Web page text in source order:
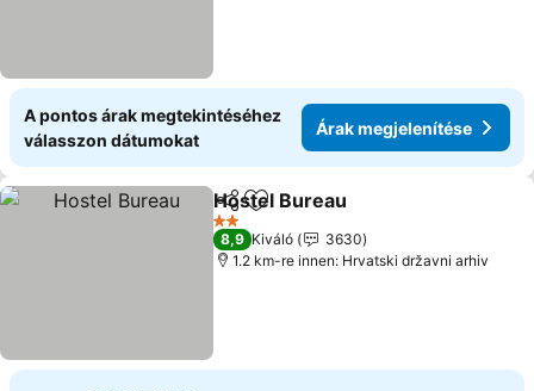
A pontos árak megtekintéséhez
válasszon dátumokat
Árak megjelenítése
Megosztás
Hozzáadás a kedvencekhez
Hostel Bureau
2 Kategória
8,9 Kiváló
3630
1.2 km-re innen: Hrvatski državni arhiv